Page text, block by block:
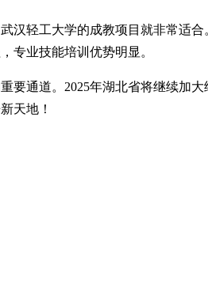
汉轻工大学的成教项目就非常适
专业技能培训优势明显。
要通道。2025年湖北省将继续加
天地！